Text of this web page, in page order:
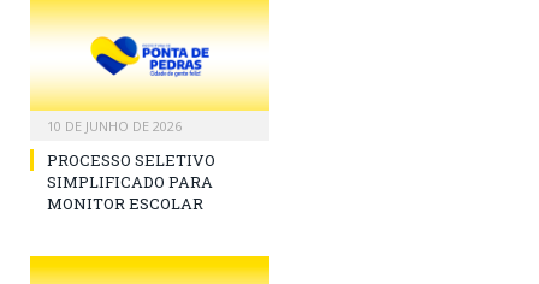
10 DE JUNHO DE 2026
PROCESSO SELETIVO
SIMPLIFICADO PARA
MONITOR ESCOLAR